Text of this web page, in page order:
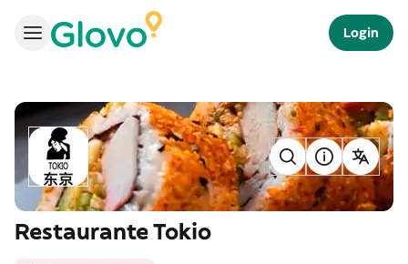
Login
Restaurante Tokio